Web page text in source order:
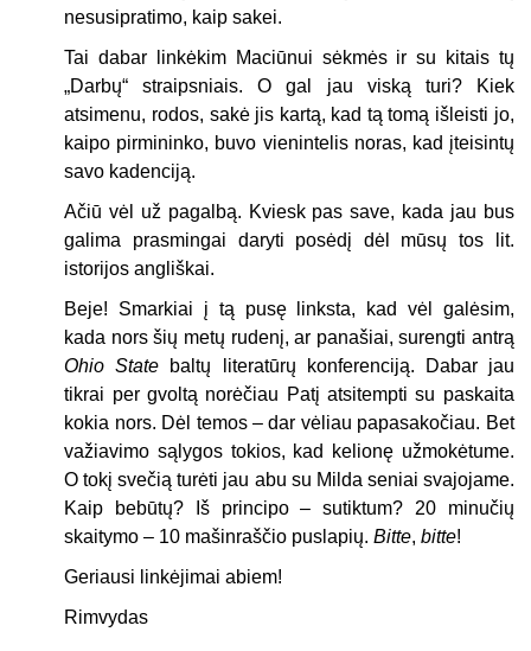
nesusipratimo, kaip sakei.
Tai dabar linkėkim Maciūnui sėkmės ir su kitais tų
„Darbų“ straipsniais. O gal jau viską turi? Kiek
atsimenu, rodos, sakė jis kartą, kad tą tomą išleisti jo,
kaipo pirmininko, buvo vienintelis noras, kad įteisintų
savo kadenciją.
Ačiū vėl už pagalbą. Kviesk pas save, kada jau bus
galima prasmingai daryti posėdį dėl mūsų tos lit.
istorijos angliškai.
Beje! Smarkiai į tą pusę linksta, kad vėl galėsim,
kada nors šių metų rudenį, ar panašiai, surengti antrą
Ohio State baltų literatūrų konferenciją. Dabar jau
tikrai per gvoltą norėčiau Patį atsitempti su paskaita
kokia nors. Dėl temos – dar vėliau papasakočiau. Bet
važiavimo sąlygos tokios, kad kelionę užmokėtume.
O tokį svečią turėti jau abu su Milda seniai svajojame.
Kaip bebūtų? Iš principo – sutiktum? 20 minučių
skaitymo – 10 mašinraščio puslapių.Bitte,bitte!
Geriausi linkėjimai abiem!
Rimvydas